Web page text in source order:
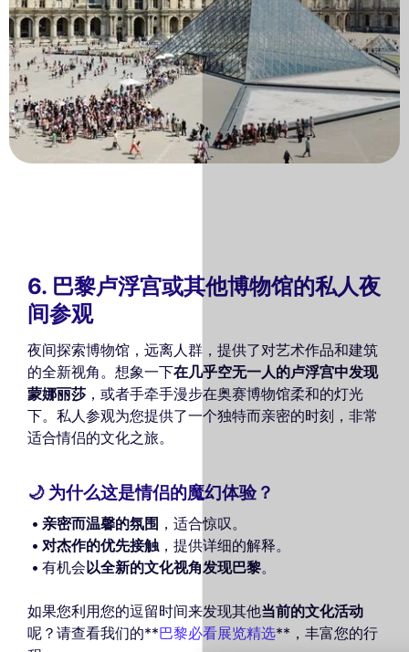
This website uses
cookies
We use cookies and your personal data to
enhance your browsing experience,
6. 巴黎卢浮宫或其他博物馆的私人夜
间参观
夜间探索博物馆，远离人群，提供了对艺术作品和建筑
的全新视角。想象一下在几乎空无一人的卢浮宫中发现
蒙娜丽莎 ，或者手牵手漫步在奥赛博物馆柔和的灯光
下。私人参观为您提供了一个独特而亲密的时刻，非常
适合情侣的文化之旅。
🌙 为什么这是情侣的魔幻体验？
亲密而温馨的氛围 ，适合惊叹。
对杰作的优先接触，提供详细的解释。
有机会以全新的文化视角发现巴黎。
如果您利用您的逗留时间来发现其他当前的文化活动
呢？请查看我们的**巴黎必看展览精选**，丰富您的行